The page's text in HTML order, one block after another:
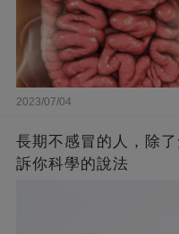
2023/07/04
長期不感冒的人，除
訴你科學的說法